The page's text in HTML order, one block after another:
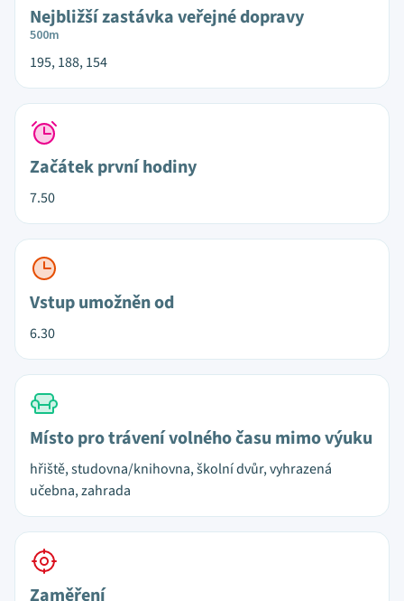
Nejbližší zastávka veřejné dopravy
500m
195, 188, 154
Začátek první hodiny
7.50
Vstup umožněn od
6.30
Místo pro trávení volného času mimo výuku
hřiště, studovna/knihovna, školní dvůr, vyhrazená
učebna, zahrada
Zaměření